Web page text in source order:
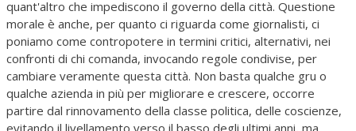
quant'altro che impediscono il governo della città. Questione
morale è anche, per quanto ci riguarda come giornalisti, ci
poniamo come contropotere in termini critici, alternativi, nei
confronti di chi comanda, invocando regole condivise, per
cambiare veramente questa città. Non basta qualche gru o
qualche azienda in più per migliorare e crescere, occorre
partire dal rinnovamento della classe politica, delle coscienze,
evitando il livellamento verso il basso degli ultimi anni, ma